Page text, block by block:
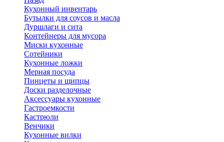
Кухонный инвентарь
Бутылки для соусов и масла
Дуршлаги и сита
Контейнеры для мусора
Миски кухонные
Сотейники
Кухонные ложки
Мерная посуда
Пинцеты и щипцы
Доски разделочные
Аксессуары кухонные
Гастроемкости
Кастрюли
Венчики
Кухонные вилки